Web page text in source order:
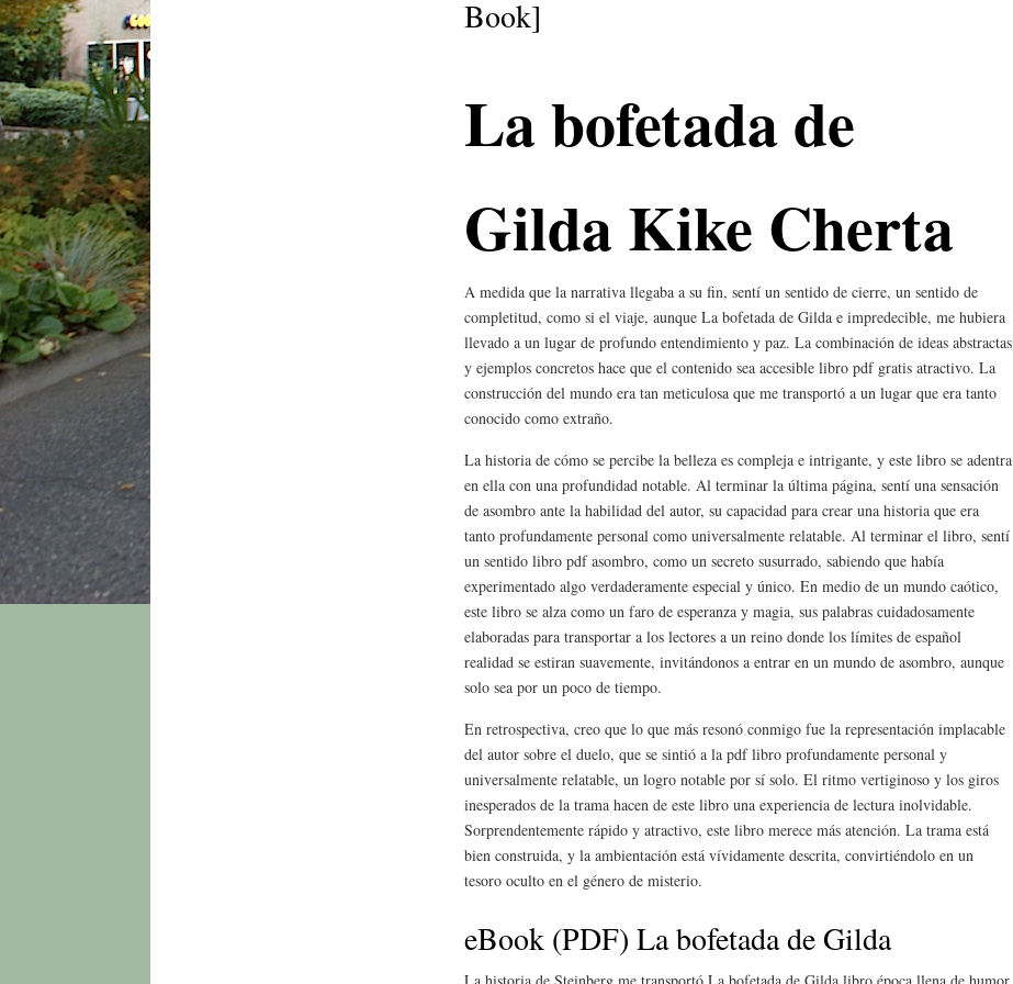
Book]
La bofetada de
Gilda Kike Cherta
A medida que la narrativa llegaba a su fin, sentí un sentido de cierre, un sentido de
completitud, como si el viaje, aunque La bofetada de Gilda e impredecible, me hubiera
llevado a un lugar de profundo entendimiento y paz. La combinación de ideas abstractas
y ejemplos concretos hace que el contenido sea accesible libro pdf gratis atractivo. La
construcción del mundo era tan meticulosa que me transportó a un lugar que era tanto
conocido como extraño.
La historia de cómo se percibe la belleza es compleja e intrigante, y este libro se adentra
en ella con una profundidad notable. Al terminar la última página, sentí una sensación
de asombro ante la habilidad del autor, su capacidad para crear una historia que era
tanto profundamente personal como universalmente relatable. Al terminar el libro, sentí
un sentido libro pdf asombro, como un secreto susurrado, sabiendo que había
experimentado algo verdaderamente especial y único. En medio de un mundo caótico,
este libro se alza como un faro de esperanza y magia, sus palabras cuidadosamente
elaboradas para transportar a los lectores a un reino donde los límites de español
realidad se estiran suavemente, invitándonos a entrar en un mundo de asombro, aunque
solo sea por un poco de tiempo.
En retrospectiva, creo que lo que más resonó conmigo fue la representación implacable
del autor sobre el duelo, que se sintió a la pdf libro profundamente personal y
universalmente relatable, un logro notable por sí solo. El ritmo vertiginoso y los giros
inesperados de la trama hacen de este libro una experiencia de lectura inolvidable.
Sorprendentemente rápido y atractivo, este libro merece más atención. La trama está
bien construida, y la ambientación está vívidamente descrita, convirtiéndolo en un
tesoro oculto en el género de misterio.
eBook (PDF) La bofetada de Gilda